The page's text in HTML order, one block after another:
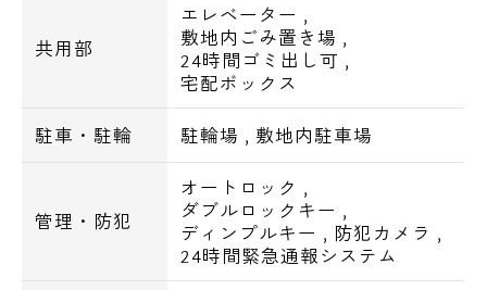
『交通アクセス』
東横線「学芸大学」 徒歩15分
山手線「目黒」 バス14分
東急目黒線「武蔵小山」 徒歩17分
スーパー
◆イオンスタイル‥623m
共用部
エレベーター ,
敷地内ごみ置き場 ,
24時間ゴミ出し可 ,
宅配ボックス
駐車・駐輪 駐輪場 , 敷地内駐車場
管理・防犯
オートロック ,
ダブルロックキー ,
ディンプルキー , 防犯カメラ ,
24時間緊急通報システム
電話でお問い合わせ